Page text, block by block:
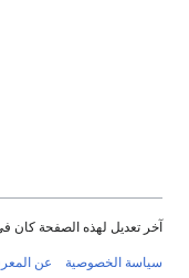
آخر تعديل لهذه الصفحة كان في 06:50, 18 أكتوبر
سياسة الخصوصية عن